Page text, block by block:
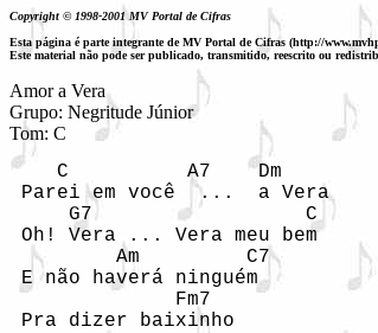
Copyright © 1998-2001 MV Portal de Cifras
Esta página é parte integrante de MV Portal de Cifras (http://
Este material não pode ser publicado, transmitido, reescrito ou
Amor a Vera
Grupo: Negritude Júnior
Tom: C
    C          A7    Dm
Parei em você  ...  a Vera
G7                  C
Oh! Vera ... Vera meu bem
         Am         C7
E não haverá ninguém
              Fm7
Pra dizer baixinho